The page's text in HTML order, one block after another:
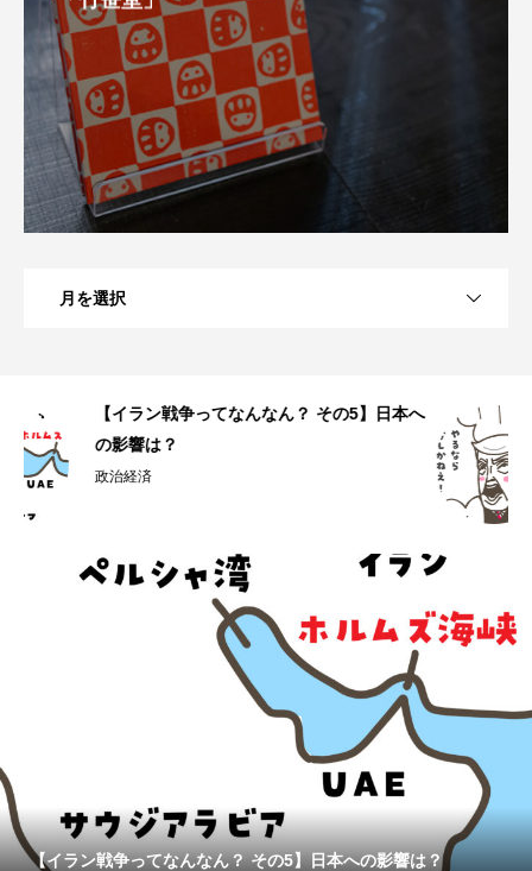
月を選択
【イラン戦争ってなんなん？ その4】なぜこ
のタイミングで？
【イラン戦争ってなんなん？ その5】日本への影響は？